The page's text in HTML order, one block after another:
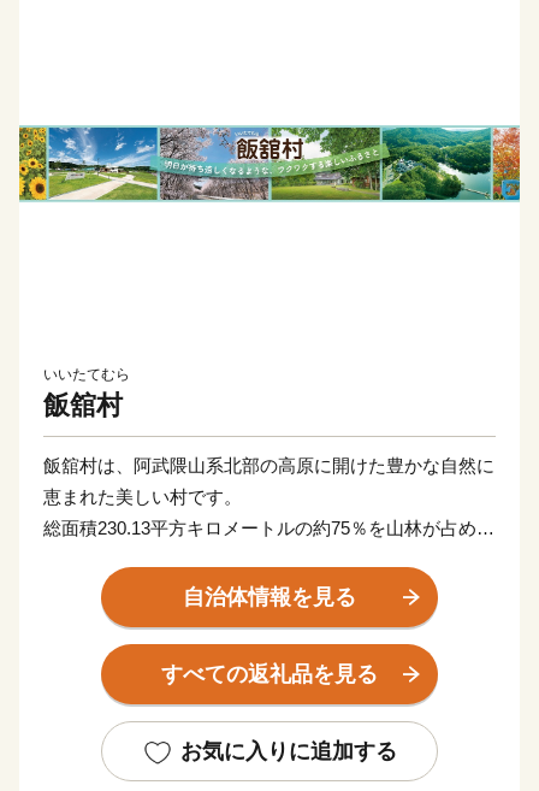
いいたてむら
飯舘村
飯舘村は、阿武隈山系北部の高原に開けた豊かな自然に
恵まれた美しい村です。
総面積230.13平方キロメートルの約75％を山林が占めた
飯樋川、南部に比曽川が流れその流域に耕地が開かれ集
落を形成しています。
年平均気温は約10度、年間降水量1,300ミリメートル前
後で高原地帯独特の冷涼な気候にあります。
れ、平成22年には「日本で最も美しい村」連合に加盟し
ました。
自治体情報を見る
すべての返礼品を見る
お気に入りに追加する